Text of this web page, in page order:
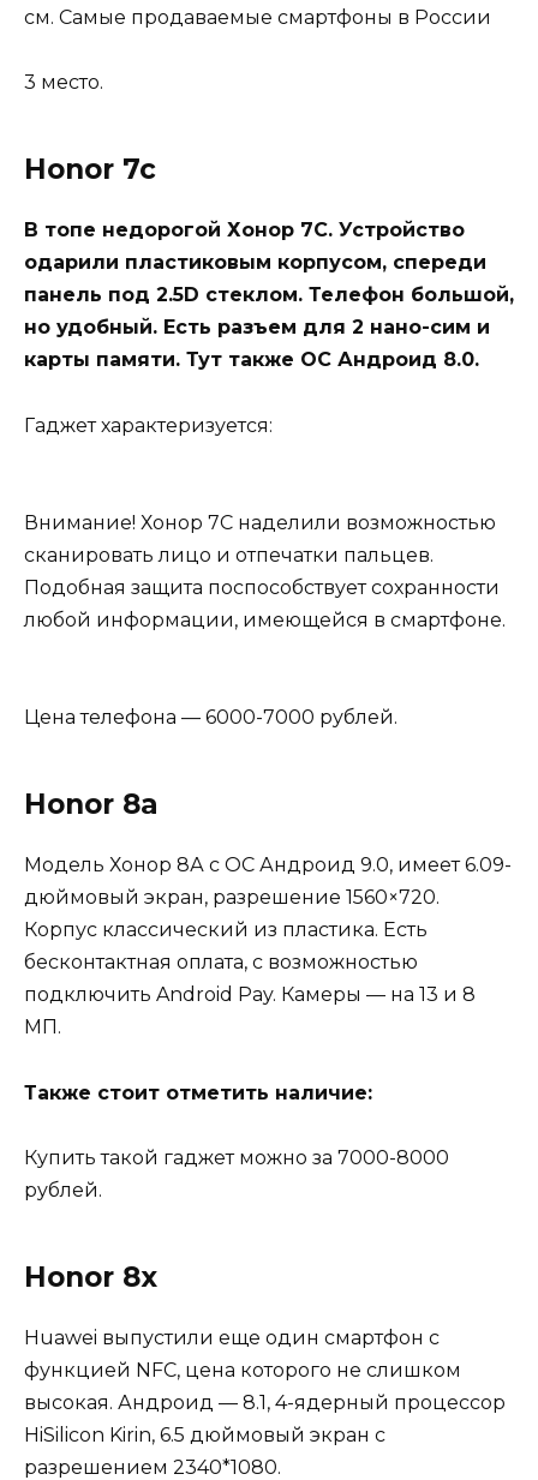
см. Самые продаваемые смартфоны в России
3 место.
Honor 7c
В топе недорогой Хонор 7С. Устройство
одарили пластиковым корпусом, спереди
панель под 2.5D стеклом. Телефон большой,
но удобный. Есть разъем для 2 нано-сим и
карты памяти. Тут также ОС Андроид 8.0.
Гаджет характеризуется:
Внимание! Хонор 7С наделили возможностью
сканировать лицо и отпечатки пальцев.
Подобная защита поспособствует сохранности
любой информации, имеющейся в смартфоне.
Цена телефона — 6000-7000 рублей.
Honor 8a
Модель Хонор 8А с ОС Андроид 9.0, имеет 6.09-
дюймовый экран, разрешение 1560×720.
Корпус классический из пластика. Есть
бесконтактная оплата, с возможностью
подключить Android Pay. Камеры — на 13 и 8
МП.
Также стоит отметить наличие:
Купить такой гаджет можно за 7000-8000
рублей.
Honor 8x
Huawei выпустили еще один смартфон с
функцией NFC, цена которого не слишком
высокая. Андроид — 8.1, 4-ядерный процессор
HiSilicon Kirin, 6.5 дюймовый экран с
разрешением 2340*1080.